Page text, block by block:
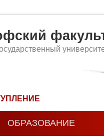
ОБРАЗОВАНИЕ